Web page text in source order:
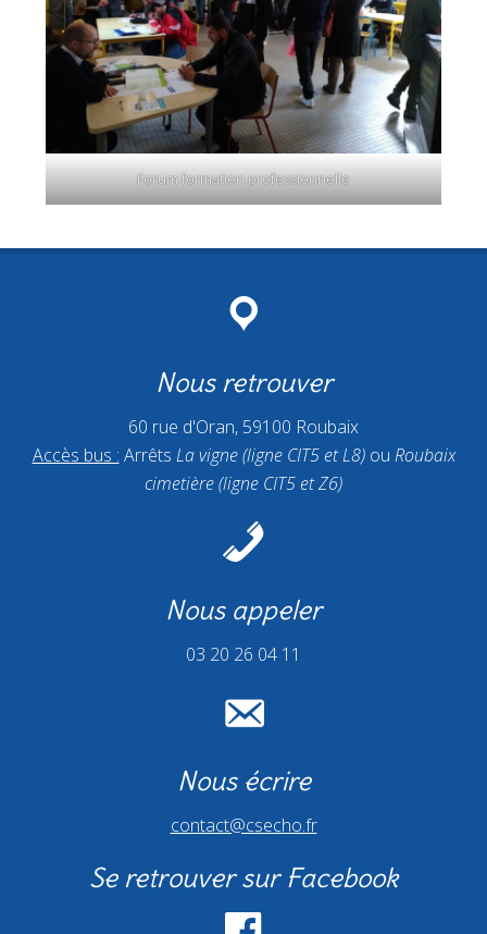
Forum formation professionnelle
Nous retrouver
60 rue d'Oran, 59100 Roubaix
Accès bus : Arrêts La vigne (ligne CIT5 et L8)ou Roubaix
cimetière (ligne CIT5 et Z6)
Nous appeler
03 20 26 04 11
Nous écrire
contact@csecho.fr
Se retrouver sur Facebook